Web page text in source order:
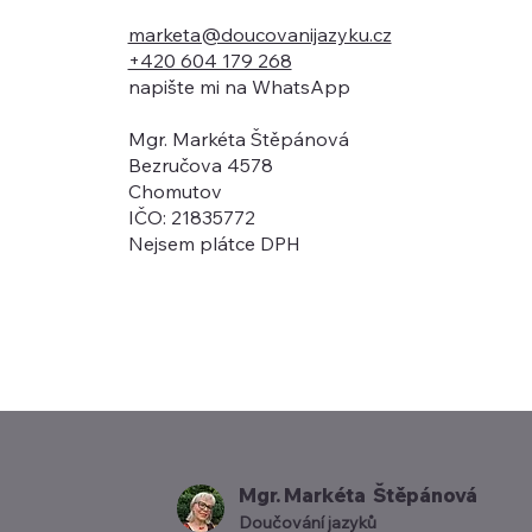
marketa@doucovanijazyku.cz
+420 604 179 268
napište mi na WhatsApp
Mgr. Markéta Štěpánová
Bezručova 4578
Chomutov
IČO: 21835772
Nejsem plátce DPH
Mgr. Markéta Štěpánová
Doučování jazyků